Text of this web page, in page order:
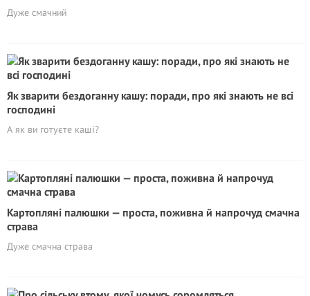
Дуже смачний
Як зварити бездоганну кашу: поради, про які знають не всі
господині
А як ви готуєте каші?
Картопляні палюшки — проста, поживна й напрочуд смачна
страва
Дуже смачна страва